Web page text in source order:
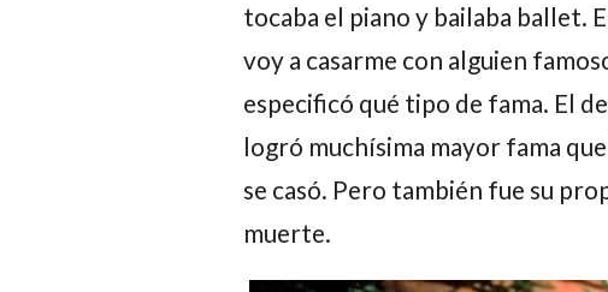
tocaba el piano y bailaba ballet.
voy a casarme con alguien
especificó qué tipo de fama. El
logró muchísima mayor fama
se casó. Pero también fue su
muerte.